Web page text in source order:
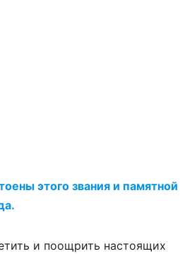
этого звания и памятной
и поощрить настоящих